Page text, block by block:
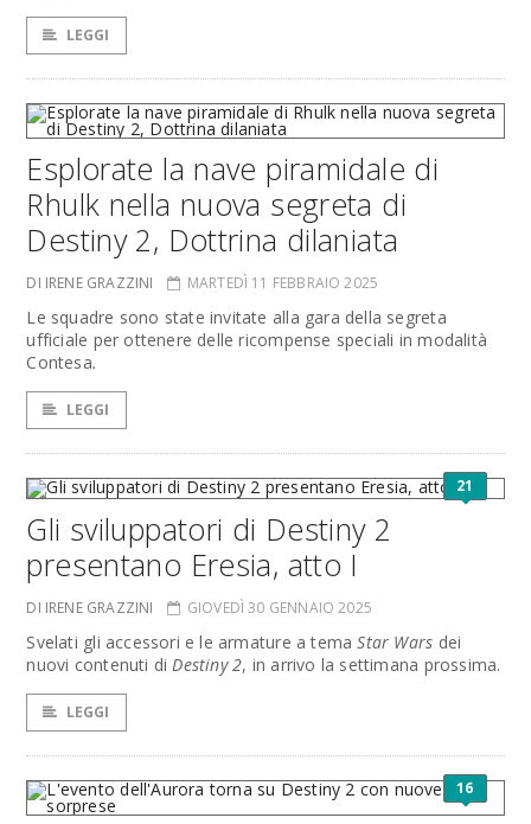
LEGGI
Esplorate la nave piramidale di
Rhulk nella nuova segreta di
Destiny 2, Dottrina dilaniata
DI IRENE GRAZZINI MARTEDÌ 11 FEBBRAIO 2025
Le squadre sono state invitate alla gara della segreta
ufficiale per ottenere delle ricompense speciali in modalità
Contesa.
LEGGI
21
Gli sviluppatori di Destiny 2
presentano Eresia, atto I
DI IRENE GRAZZINI GIOVEDÌ 30 GENNAIO 2025
Svelati gli accessori e le armature a temaStar Wars dei
nuovi contenuti diDestiny 2, in arrivo la settimana prossima.
LEGGI
16